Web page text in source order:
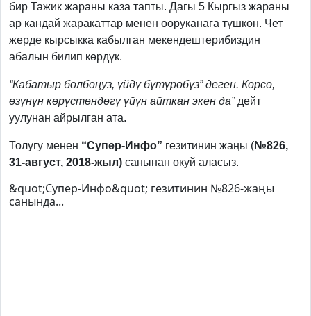
бир Тажик жараны каза тапты. Дагы 5 Кыргыз жараны
ар кандай жаракаттар менен ооруканага түшкөн. Чет
жерде кырсыкка кабылган мекендештерибиздин
абалын билип көрдүк.
“Кабатыр болбоңуз, үйдү бүтүрөбүз”деген. Көрсө,
өзүнүн көрүстөндөгү үйүн айткан экен да” дейт
уулунан айрылган ата.
Толугу менен “Супер-Инфо” гезитинин жаңы (№826,
31-август, 2018-жыл) санынан окуй аласыз.
&quot;Супер-Инфо&quot; гезитинин №826-жаңы
санында...